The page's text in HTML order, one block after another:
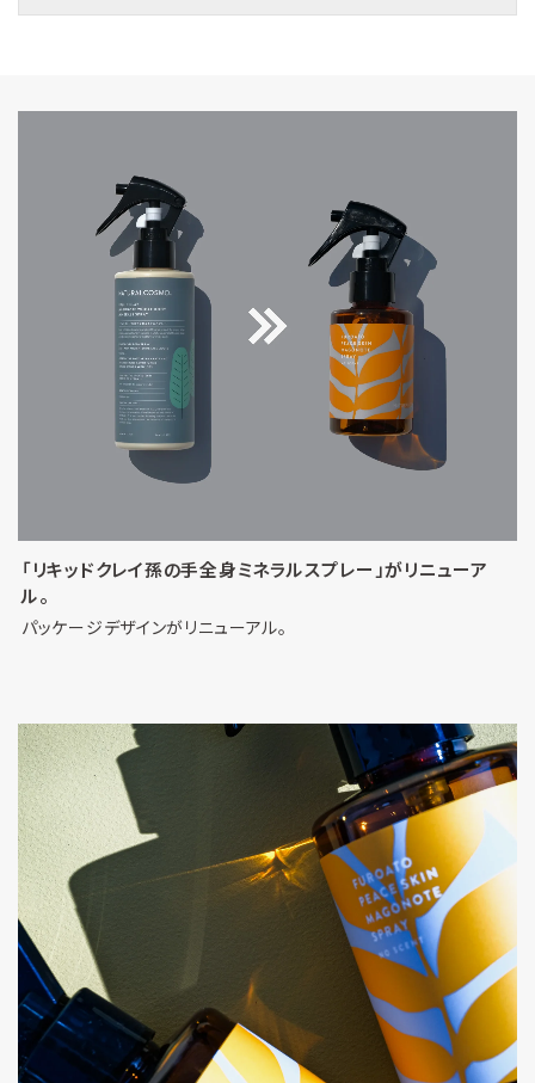
「リキッドクレイ孫の手全身ミネラルスプレー」がリニューア
ル。
パッケージデザインがリニューアル。